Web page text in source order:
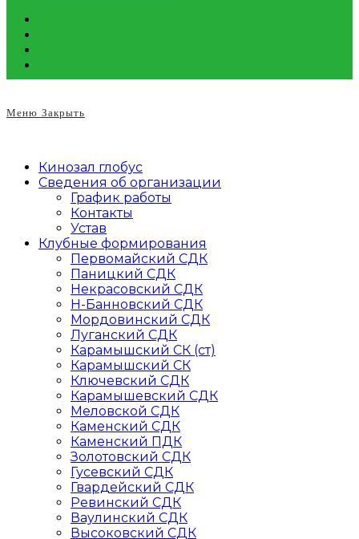
Меню Закрыть
Кинозал глобус
Сведения об организации
График работы
Контакты
Устав
Клубные формирования
Первомайский СДК
Паницкий СДК
Некрасовский СДК
Н-Банновский СДК
Мордовинский СДК
Луганский СДК
Карамышский СК (ст)
Карамышский СК
Ключевский СДК
Карамышевский СДК
Меловской СДК
Каменский СДК
Каменский ПДК
Золотовский СДК
Гусевский СДК
Гвардейский СДК
Ревинский СДК
Ваулинский СДК
Высоковский СДК